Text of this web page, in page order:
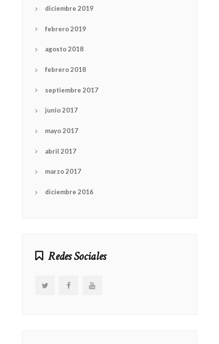
diciembre 2019
febrero 2019
agosto 2018
febrero 2018
septiembre 2017
junio 2017
mayo 2017
abril 2017
marzo 2017
diciembre 2016
Redes Sociales
NEWSLETTER